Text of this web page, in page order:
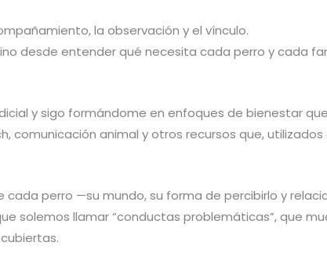
la observación y el vínculo.
desde entender qué necesita cada perro y cada
y sigo formándome en enfoques de bienestar
comunicación animal y otros recursos que,
cada perro —su mundo, su forma de percibirlo y
solemos llamar “conductas problemáticas”, que